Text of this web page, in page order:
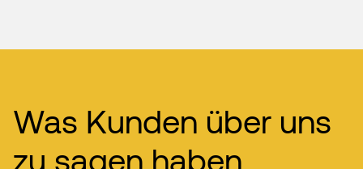
Was Kunden über uns
zu sagen haben